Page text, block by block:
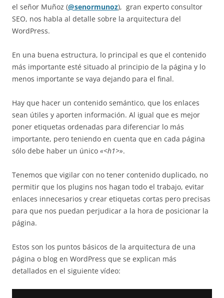
el señor Muñoz (@senormunoz), gran experto consultor
SEO, nos habla al detalle sobre la arquitectura del
WordPress.
En una buena estructura, lo principal es que el contenido
más importante esté situado al principio de la página y lo
menos importante se vaya dejando para el final.
Hay que hacer un contenido semántico, que los enlaces
sean útiles y aporten información. Al igual que es mejor
poner etiquetas ordenadas para diferenciar lo más
importante, pero teniendo en cuenta que en cada página
sólo debe haber un único «<h1>».
Tenemos que vigilar con no tener contenido duplicado, no
permitir que los plugins nos hagan todo el trabajo, evitar
enlaces innecesarios y crear etiquetas cortas pero precisas
para que nos puedan perjudicar a la hora de posicionar la
página.
Estos son los puntos básicos de la arquitectura de una
página o blog en WordPress que se explican más
detallados en el siguiente vídeo: